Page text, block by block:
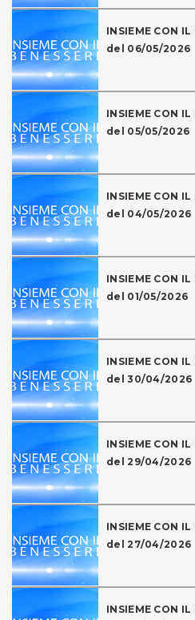
INSIEME CON IL
del 06/05/2026
INSIEME CON IL
del 05/05/2026
INSIEME CON IL
del 04/05/2026
INSIEME CON IL
del 01/05/2026
INSIEME CON IL
del 30/04/2026
INSIEME CON IL
del 29/04/2026
INSIEME CON IL
del 27/04/2026
INSIEME CON IL